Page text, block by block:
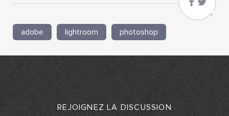
adobe lightroom photoshop
REJOIGNEZ LA DISCUSSION